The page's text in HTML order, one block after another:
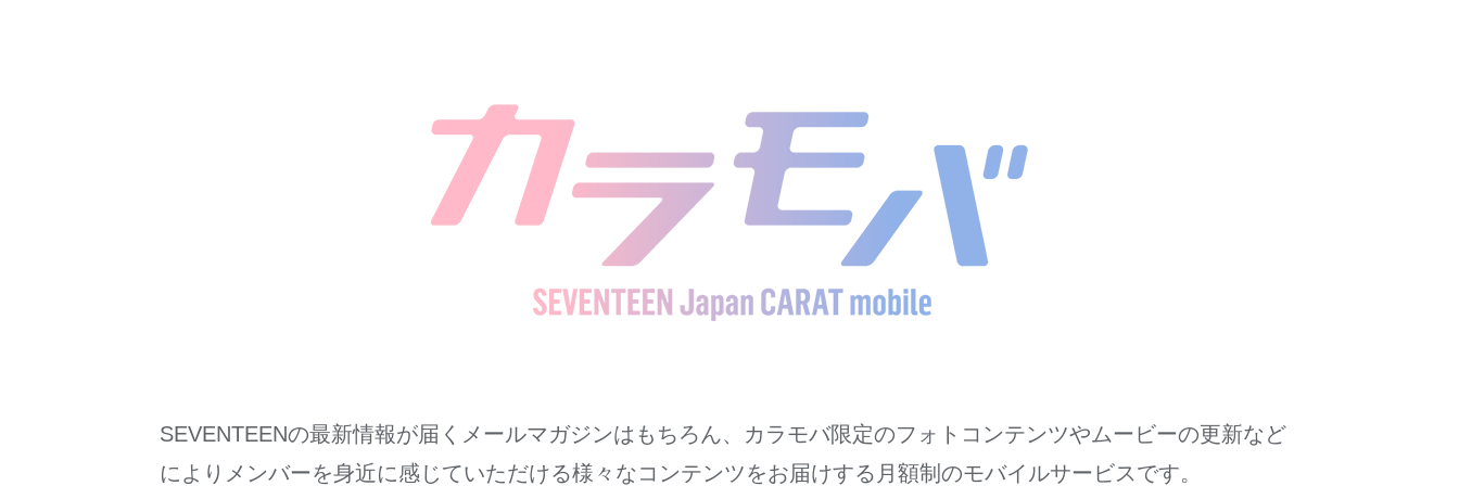
SEVENTEENの最新情報が届くメールマガジンはもちろん、カラモバ限定のフォトコンテンツやムービーの更新など
によりメンバーを身近に感じていただける様々なコンテンツをお届けする月額制のモバイルサービスです。